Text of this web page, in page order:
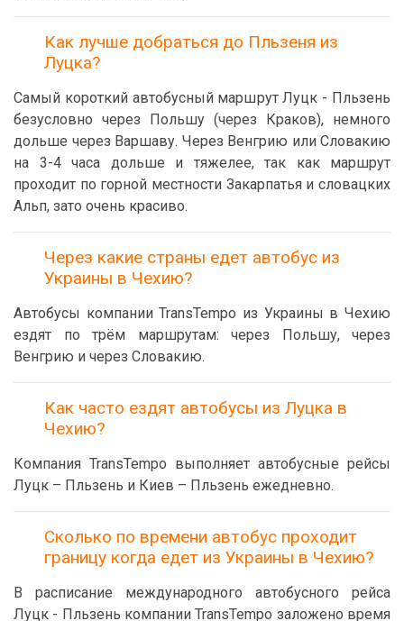
Как лучше добраться до Пльзеня из
Луцка?
Самый короткий автобусный маршрут Луцк - Пльзень
безусловно через Польшу (через Краков), немного
дольше через Варшаву. Через Венгрию или Словакию
на 3-4 часа дольше и тяжелее, так как маршрут
проходит по горной местности Закарпатья и словацких
Альп, зато очень красиво.
Через какие страны едет автобус из
Украины в Чехию?
Автобусы компании TransTempo из Украины в Чехию
ездят по трём маршрутам: через Польшу, через
Венгрию и через Словакию.
Как часто ездят автобусы из Луцка в
Чехию?
Компания TransTempo выполняет автобусные рейсы
Луцк – Пльзень и Киев – Пльзень ежедневно.
Сколько по времени автобус проходит
границу когда едет из Украины в Чехию?
В расписание международного автобусного рейса
Луцк - Пльзень компании TransTempo заложено время